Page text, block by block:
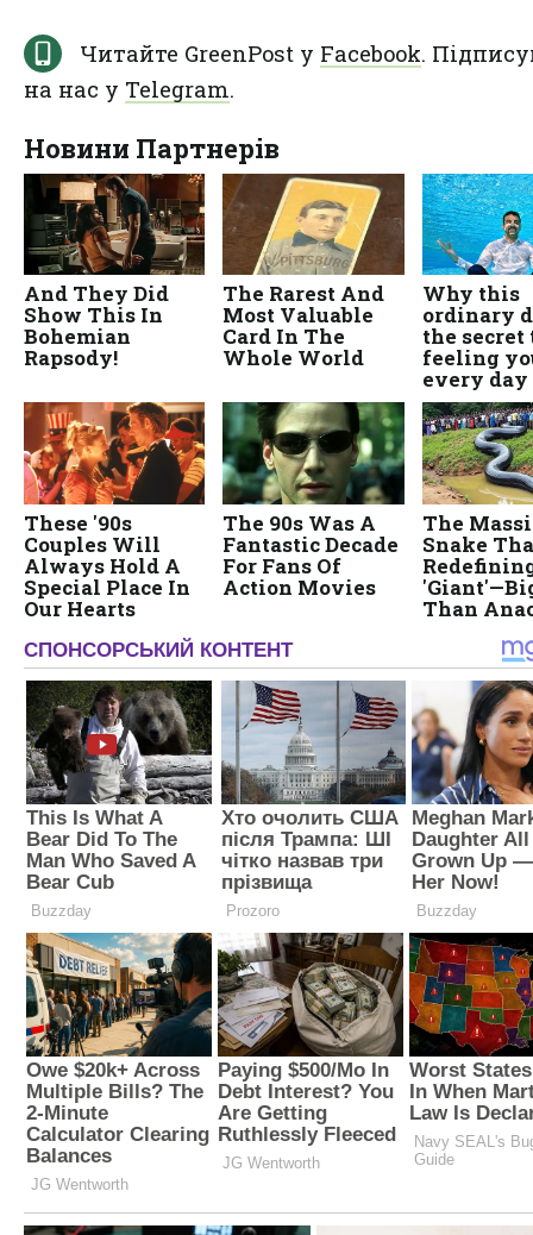
Читайте GreenPost у Facebook.
на нас у Telegram.